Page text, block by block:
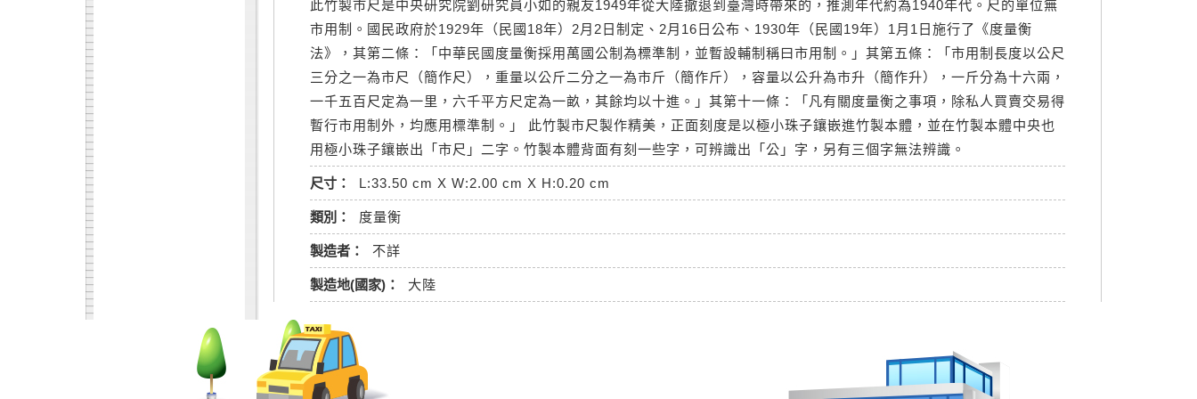
此竹製市尺是中央研究院劉研究員小如的親友1949年從大陸撤退到臺灣時帶來的，推測年代約為1940年代。尺的單位無
市用制。國民政府於1929年（民國18年）2月2日制定、2月16日公布、1930年（民國19年）1月1日施行了《度量衡
法》，其第二條：「中華民國度量衡採用萬國公制為標準制，並暫設輔制稱曰市用制。」其第五條：「市用制長度以公尺
三分之一為市尺（簡作尺），重量以公斤二分之一為市斤（簡作斤），容量以公升為市升（簡作升），一斤分為十六兩，
一千五百尺定為一里，六千平方尺定為一畝，其餘均以十進。」其第十一條：「凡有關度量衡之事項，除私人買賣交易得
暫行市用制外，均應用標準制。」 此竹製市尺製作精美，正面刻度是以極小珠子鑲嵌進竹製本體，並在竹製本體中央也
用極小珠子鑲嵌出「市尺」二字。竹製本體背面有刻一些字，可辨識出「公」字，另有三個字無法辨識。
尺寸： L:33.50 cm X W:2.00 cm X H:0.20 cm
類別： 度量衡
製造者： 不詳
製造地(國家)： 大陸